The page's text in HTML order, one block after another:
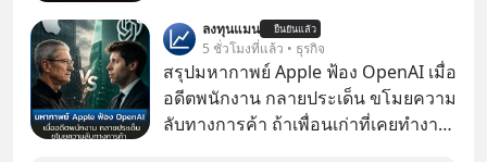
ลงทุนแมน ยืนยันแล้ว
5 ชั่วโมงที่แล้ว • ธุรกิจ
สรุปมหากาพย์ Apple ฟ้อง OpenAI เมื่อ
อดีตพนักงาน กลายประเด็น ขโมยความ
ลับทางการค้า ถ้าเพื่อนเก่าที่เคยทำงาน